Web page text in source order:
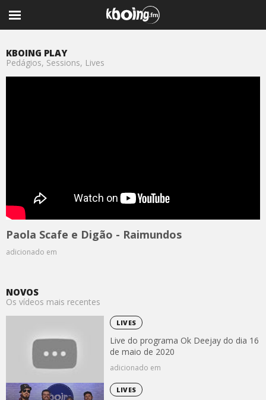
KBOING PLAY
Pedágios, Sessions, Lives
Paola Scafe e Digão - Raimundos
adicionado em
NOVOS
Os vídeos mais recentes
LIVES
Live do programa Ok Deejay do dia 16
de maio de 2020
adicionado em
LIVES